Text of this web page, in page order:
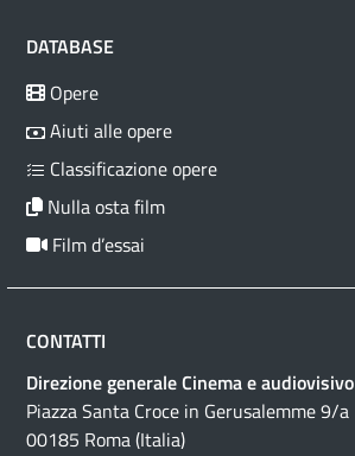
DATABASE
Opere
Aiuti alle opere
Classificazione opere
Nulla osta film
Film d’essai
CONTATTI
Direzione generale Cinema e audiovisivo
Piazza Santa Croce in Gerusalemme 9/a
00185 Roma (Italia)